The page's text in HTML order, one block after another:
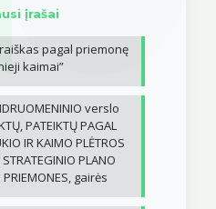
įrašai
pagal priemonę
kaimai”
verslo
PATEIKTŲ PAGAL
IR KAIMO PLĖTROS
PLANO
PRIEMONES, gairės